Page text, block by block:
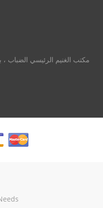
مكتب الغنيم الرئيسي الضباب ،